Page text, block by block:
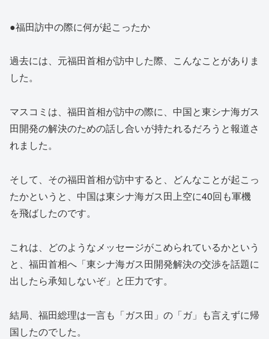
●福田訪中の際に何が起こったか
過去には、元福田首相が訪中した際、こんなことがありま
した。
マスコミは、福田首相が訪中の際に、中国と東シナ海ガス
田開発の解決のための話し合いが持たれるだろうと報道さ
れました。
そして、その福田首相が訪中すると、どんなことが起こっ
たかというと、中国は東シナ海ガス田上空に40回も軍機
を飛ばしたのです。
これは、どのようなメッセージがこめられているかという
と、福田首相へ「東シナ海ガス田開発解決の交渉を話題に
出したら承知しないぞ」と圧力です。
結局、福田総理は一言も「ガス田」の「ガ」も言えずに帰
国したのでした。